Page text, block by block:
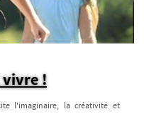
vivre !
l'imaginaire, la créativité et